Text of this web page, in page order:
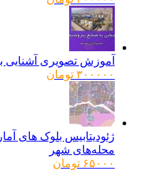
آموزش تصویری آشنایی با
۳۰۰۰۰۰ تومان
محله‌های شهر
۶۵۰۰۰ تومان